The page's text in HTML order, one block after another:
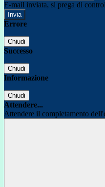
E-mail inviata, si prega di
Errore
Chiudi
Successo
Chiudi
Informazione
Chiudi
Attendere...
Attendere il completamento